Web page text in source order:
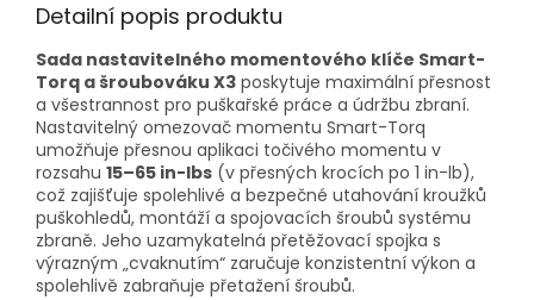
Detailní popis produktu
Sada nastavitelného momentového klíče Smart-
Torq a šroubováku X3 poskytuje maximální přesnost
a všestrannost pro puškařské práce a údržbu zbraní.
Nastavitelný omezovač momentu Smart-Torq
umožňuje přesnou aplikaci točivého momentu v
rozsahu 15–65 in-lbs (v přesných krocích po 1 in-lb),
což zajišťuje spolehlivé a bezpečné utahování kroužků
puškohledů, montáží a spojovacích šroubů systému
zbraně. Jeho uzamykatelná přetěžovací spojka s
výrazným „cvaknutím“ zaručuje konzistentní výkon a
spolehlivě zabraňuje přetažení šroubů.